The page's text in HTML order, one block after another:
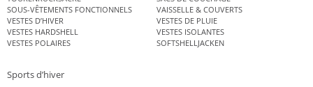
SOUS-VÊTEMENTS FONCTIONNELS
VAISSELLE & COUVERTS
VESTES D’HIVER
VESTES DE PLUIE
VESTES HARDSHELL
VESTES ISOLANTES
VESTES POLAIRES
SOFTSHELLJACKEN
Sports d’hiver